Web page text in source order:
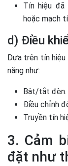
Tín hiệu
hoặc mạch
d) Điều
Dựa trên tín
năng như:
Bật/tắt đèn.
Điều chỉnh
Truyền tín
3. Cảm
đặt như